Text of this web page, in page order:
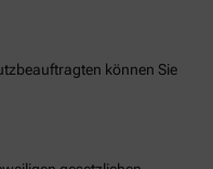
können Sie